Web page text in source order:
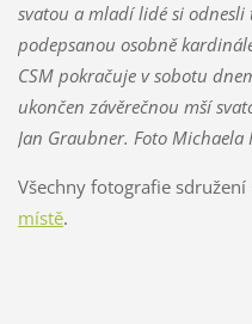
svatou a mladí lidé si
podepsanou osobně
CSM pokračuje v sobotu
ukončen závěrečnou mší
Jan Graubner. Foto
Všechny fotografie
místě.